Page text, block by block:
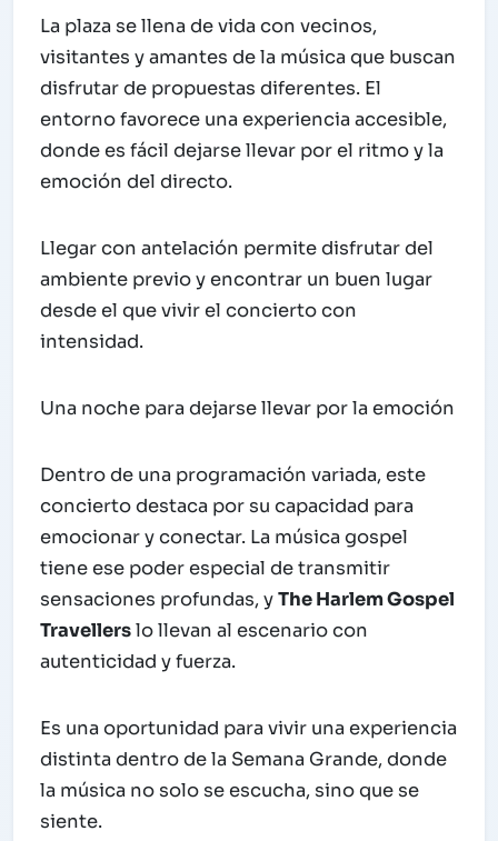
La plaza se llena de vida con vecinos,
visitantes y amantes de la música que buscan
disfrutar de propuestas diferentes. El
entorno favorece una experiencia accesible,
donde es fácil dejarse llevar por el ritmo y la
emoción del directo.
Llegar con antelación permite disfrutar del
ambiente previo y encontrar un buen lugar
desde el que vivir el concierto con
intensidad.
Una noche para dejarse llevar por la emoción
Dentro de una programación variada, este
concierto destaca por su capacidad para
emocionar y conectar. La música gospel
tiene ese poder especial de transmitir
sensaciones profundas, yThe Harlem Gospel
Travellerslo llevan al escenario con
autenticidad y fuerza.
Es una oportunidad para vivir una experiencia
distinta dentro de la Semana Grande, donde
la música no solo se escucha, sino que se
siente.